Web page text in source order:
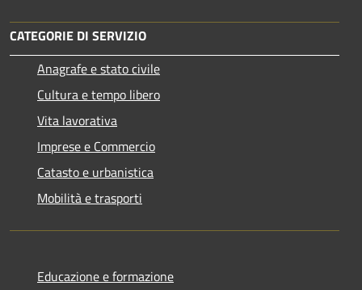
CATEGORIE DI SERVIZIO
Anagrafe e stato civile
Cultura e tempo libero
Vita lavorativa
Imprese e Commercio
Catasto e urbanistica
Mobilità e trasporti
Educazione e formazione